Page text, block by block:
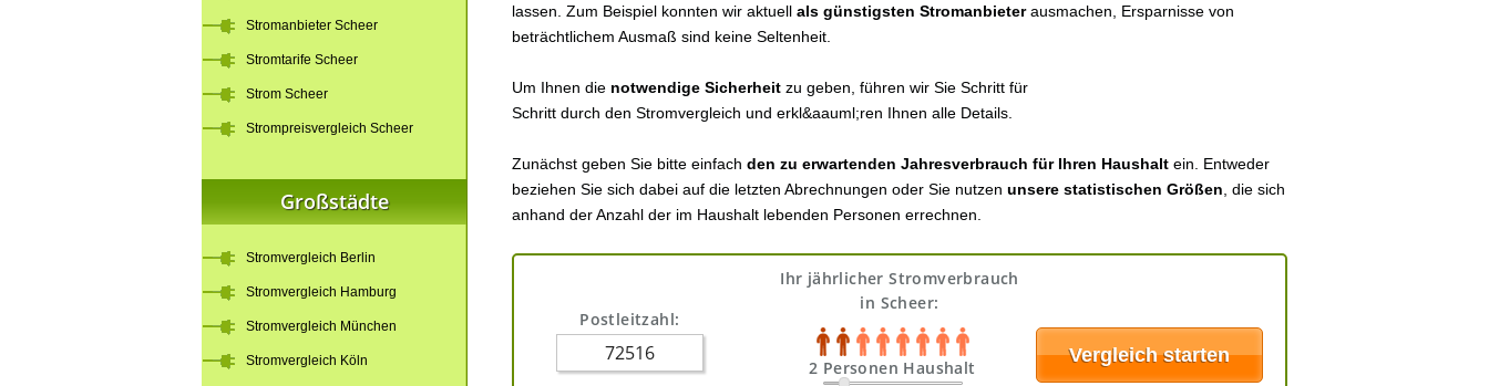
lassen. Zum Beispiel konnten wir aktuell als günstigsten Stromanbieterausmachen, Ersparnisse von
beträchtlichem Ausmaß sind keine Seltenheit.
Um Ihnen die notwendige Sicherheit zu geben, führen wir Sie Schritt für
Schritt durch den Stromvergleich und erkl&aauml;ren Ihnen alle Details.
Zunächst geben Sie bitte einfach den zu erwartenden Jahresverbrauch für Ihren Haushalt ein. Entweder
beziehen Sie sich dabei auf die letzten Abrechnungen oder Sie nutzen unsere statistischen Größen , die sich
anhand der Anzahl der im Haushalt lebenden Personen errechnen.
Postleitzahl:
Ihr jährlicher Stromverbrauch
in Scheer:
2 Personen Haushalt
Stromanbieter Scheer
Stromtarife Scheer
Strom Scheer
Strompreisvergleich Scheer
Großstädte
Stromvergleich Berlin
Stromvergleich Hamburg
Stromvergleich München
Stromvergleich Köln